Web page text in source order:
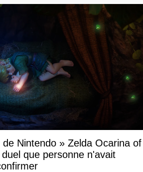
de Nintendo » Zelda Ocarina of
que personne n'avait